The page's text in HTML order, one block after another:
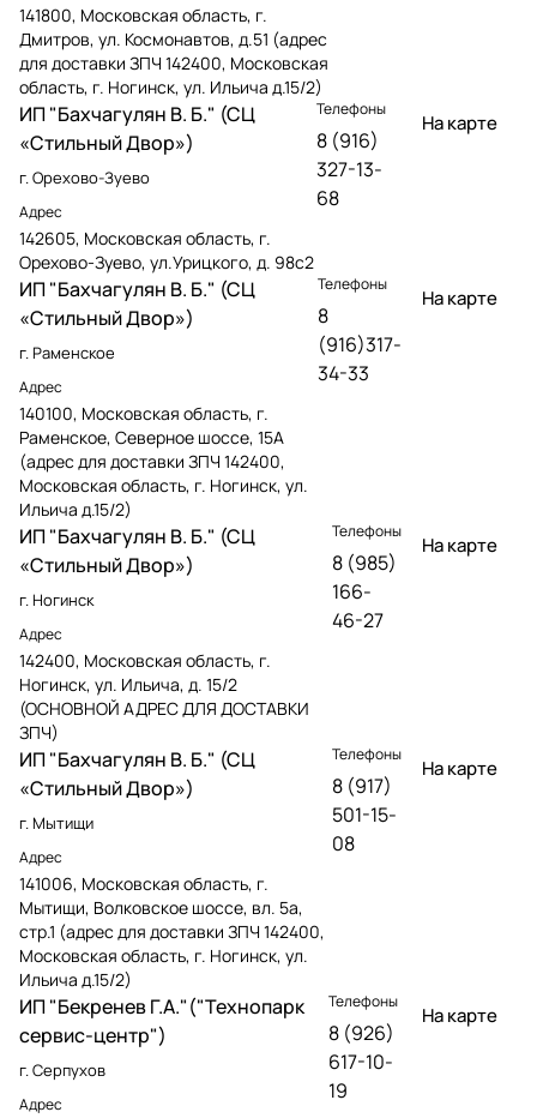
141800, Московская область, г.
Дмитров, ул. Космонавтов, д.51 (адрес
для доставки ЗПЧ 142400, Московская
область, г. Ногинск, ул. Ильича д.15/2)
ИП "Бахчагулян В. Б." (СЦ
«Стильный Двор»)
г. Орехово-Зуево
Адрес
142605, Московская область, г.
Орехово-Зуево, ул.Урицкого, д. 98с2
Телефоны
8 (916)
327-13-
68
На карте
ИП "Бахчагулян В. Б." (СЦ
«Стильный Двор»)
г. Раменское
Адрес
140100, Московская область, г.
Раменское, Северное шоссе, 15А
(адрес для доставки ЗПЧ 142400,
Московская область, г. Ногинск, ул.
Ильича д.15/2)
Телефоны
8
(916)317-
34-33
На карте
ИП "Бахчагулян В. Б." (СЦ
«Стильный Двор»)
г. Ногинск
Адрес
142400, Московская область, г.
Ногинск, ул. Ильича, д. 15/2
(ОСНОВНОЙ АДРЕС ДЛЯ ДОСТАВКИ
ЗПЧ)
Телефоны
8 (985)
166-
46-27
На карте
ИП "Бахчагулян В. Б." (СЦ
«Стильный Двор»)
г. Мытищи
Адрес
141006, Московская область, г.
Мытищи, Волковское шоссе, вл. 5а,
стр.1 (адрес для доставки ЗПЧ 142400,
Московская область, г. Ногинск, ул.
Ильича д.15/2)
Телефоны
8 (917)
501-15-
08
На карте
ИП "Бекренев Г.А."("Технопарк
сервис-центр")
г. Серпухов
Адрес
Телефоны
8 (926)
617-10-
19
На карте